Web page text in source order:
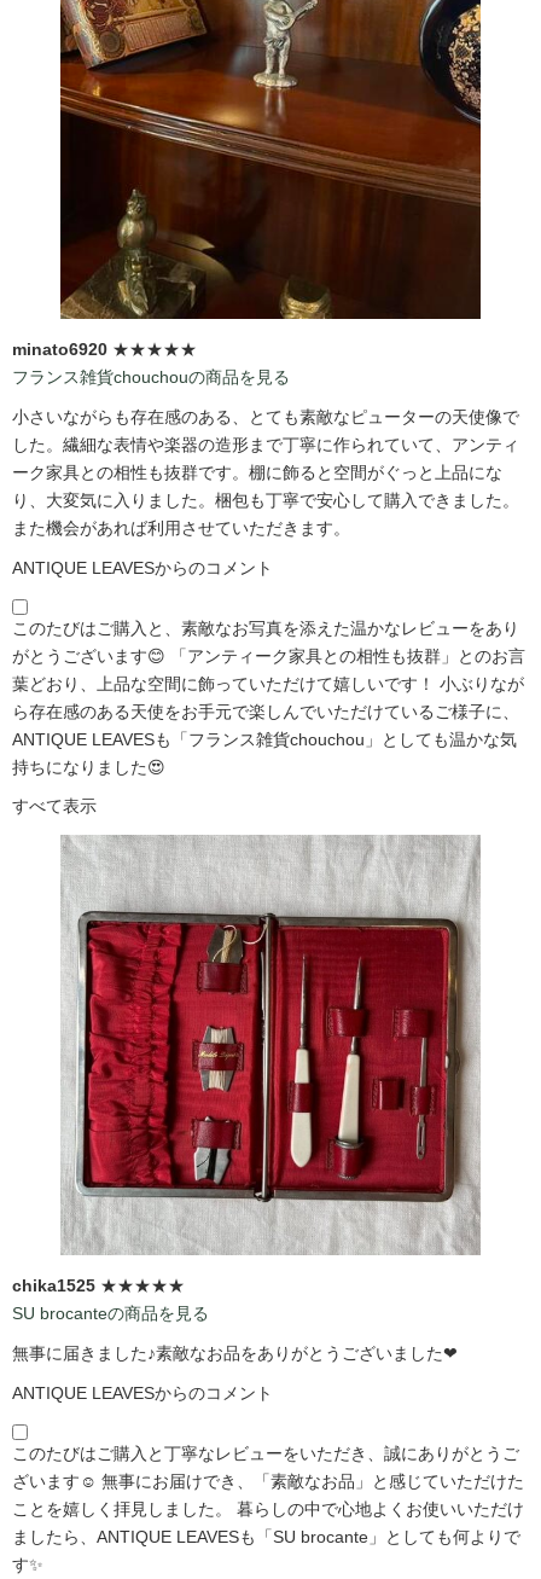
minato6920 ★★★★★
フランス雑貨chouchouの商品を見る
小さいながらも存在感のある、とても素敵なピューターの天使像で
した。繊細な表情や楽器の造形まで丁寧に作られていて、アンティ
ーク家具との相性も抜群です。棚に飾ると空間がぐっと上品にな
り、大変気に入りました。梱包も丁寧で安心して購入できました。
また機会があれば利用させていただきます。
ANTIQUE LEAVESからのコメント
このたびはご購入と、素敵なお写真を添えた温かなレビューをあり
がとうございます😊 「アンティーク家具との相性も抜群」とのお言
葉どおり、上品な空間に飾っていただけて嬉しいです！ 小ぶりなが
ら存在感のある天使をお手元で楽しんでいただけているご様子に、
ANTIQUE LEAVESも「フランス雑貨chouchou」としても温かな気
持ちになりました😍
すべて表示
chika1525 ★★★★★
SU brocanteの商品を見る
無事に届きました♪素敵なお品をありがとうございました❤
ANTIQUE LEAVESからのコメント
このたびはご購入と丁寧なレビューをいただき、誠にありがとうご
ざいます☺️ 無事にお届けでき、「素敵なお品」と感じていただけた
ことを嬉しく拝見しました。 暮らしの中で心地よくお使いいただけ
ましたら、ANTIQUE LEAVESも「SU brocante」としても何よりで
す✨